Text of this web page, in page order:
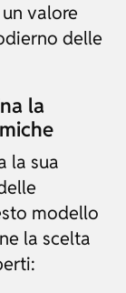
valore
delle
la
la sua
modello
la scelta